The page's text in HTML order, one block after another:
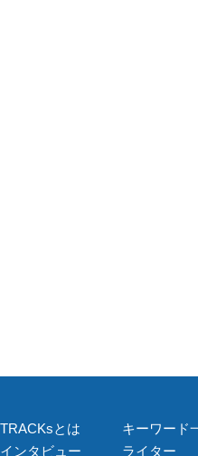
TRACKsとは
インタビュー
キーワード
ライター